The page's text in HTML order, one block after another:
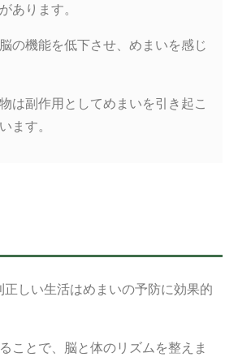
あります。
の機能を低下させ、めまいを感じ
は副作用としてめまいを引き起こ
ます。
正しい生活はめまいの予防に効果的
ことで、脳と体のリズムを整えま